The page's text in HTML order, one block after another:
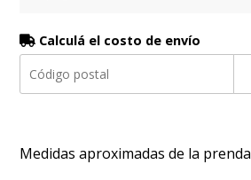
Calculá el costo de envío
Medidas aproximadas de la prenda